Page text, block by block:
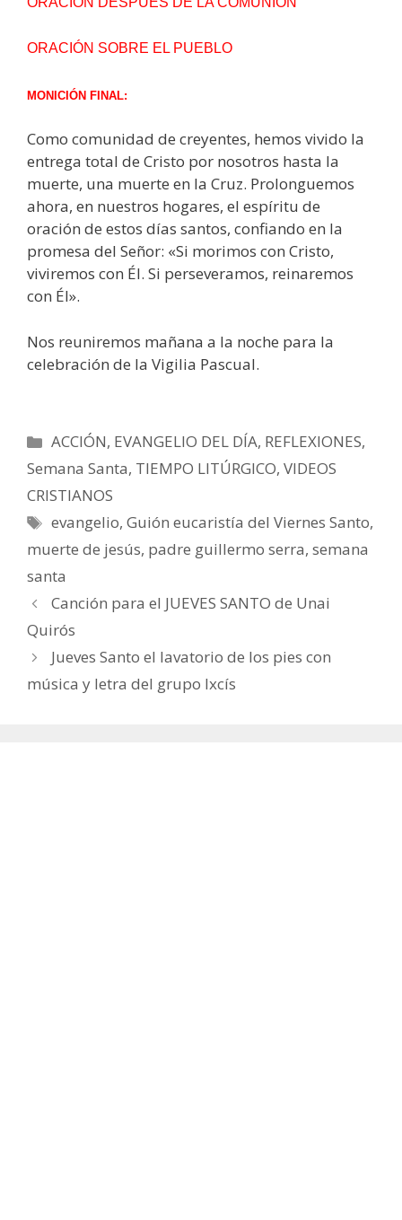
ORACIÓN SOBRE EL PUEBLO
MONICIÓN FINAL:
Como comunidad de creyentes, hemos vivido la
entrega total de Cristo por nosotros hasta la
muerte, una muerte en la Cruz. Prolonguemos
ahora, en nuestros hogares, el espíritu de
oración de estos días santos, confiando en la
promesa del Señor: «Si morimos con Cristo,
viviremos con Él. Si perseveramos, reinaremos
con Él».
Nos reuniremos mañana a la noche para la
celebración de la Vigilia Pascual.
Categorías
ACCIÓN, EVANGELIO DEL DÍA, REFLEXIONES,
Semana Santa, TIEMPO LITÚRGICO, VIDEOS
CRISTIANOS
Etiquetas
evangelio,Guión eucaristía del Viernes Santo,
muerte de jesús, padre guillermo serra, semana
santa
Canción para el JUEVES SANTO de Unai
Quirós
Jueves Santo el lavatorio de los pies con
música y letra del grupo Ixcís